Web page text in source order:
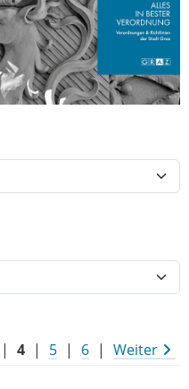
| 4 | 5 | 6 | Weiter